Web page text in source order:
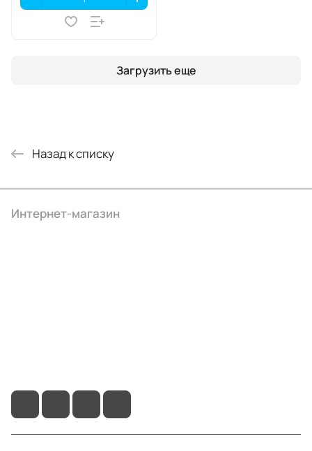
Загрузить еще
Назад к списку
Интернет-магазин